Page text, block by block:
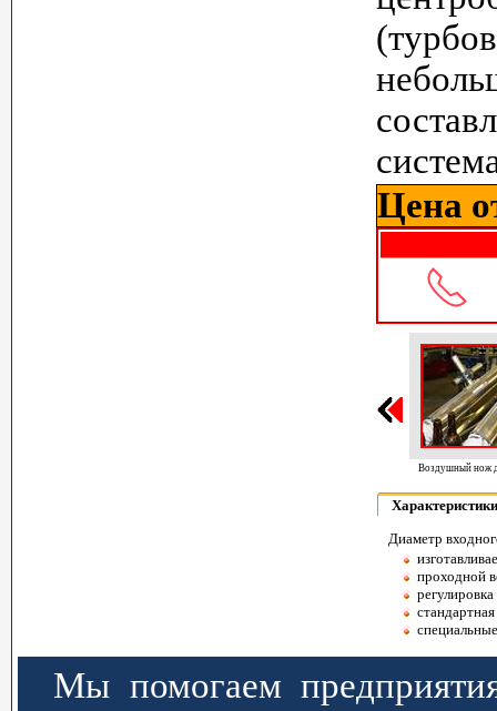
Цена
Воздушный нож длиной 700 мм
Характеристики
Диаметр
проходной
Мы помогаем